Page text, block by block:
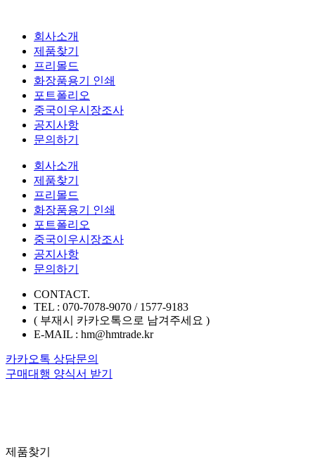
회사소개
제품찾기
프리몰드
화장품용기 인쇄
포트폴리오
중국이우시장조사
공지사항
문의하기
회사소개
제품찾기
프리몰드
화장품용기 인쇄
포트폴리오
중국이우시장조사
공지사항
문의하기
CONTACT.
TEL : 070-7078-9070 / 1577-9183
( 부재시 카카오톡으로 남겨주세요 )
E-MAIL : hm@hmtrade.kr
카카오톡 상담문의
구매대행 양식서 받기
제품찾기